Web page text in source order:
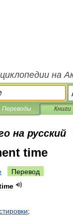
на
Переводы Книги
на русский
time
Перевод
;